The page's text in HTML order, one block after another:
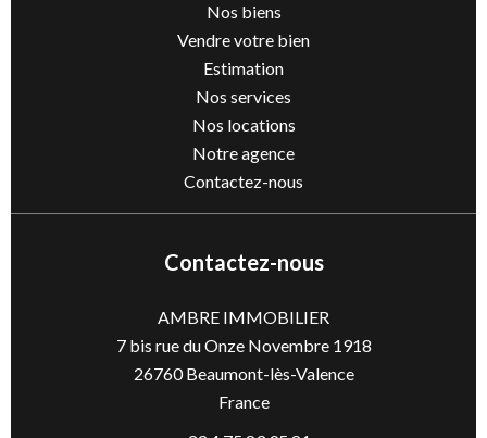
Nos biens
Vendre votre bien
Estimation
Nos services
Nos locations
Notre agence
Contactez-nous
Contactez-nous
AMBRE IMMOBILIER
7 bis rue du Onze Novembre 1918
26760Beaumont-lès-Valence
France